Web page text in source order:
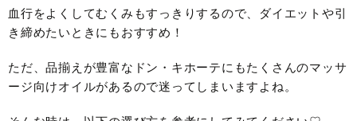
血行をよくしてむくみもすっきりするので、ダイエットや引
き締めたいときにもおすすめ！
ただ、品揃えが豊富なドン・キホーテにもたくさんのマッサ
ージ向けオイルがあるので迷ってしまいますよね。